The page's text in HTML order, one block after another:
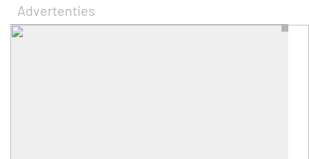
Advertenties